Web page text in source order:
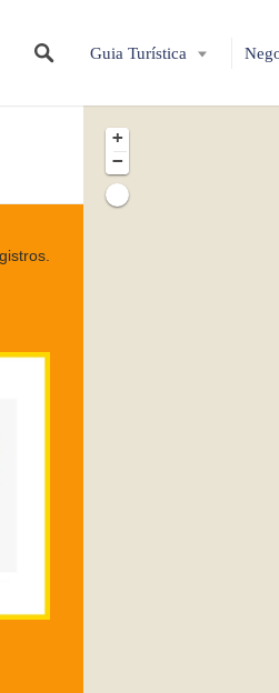
Guia Turística
+
−